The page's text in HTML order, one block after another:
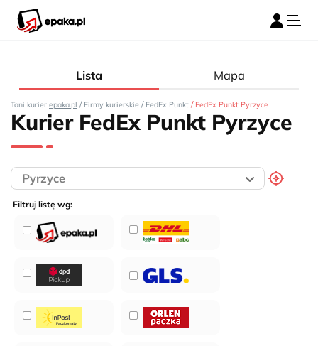
Lista Mapa
Tani kurier epaka.pl / Firmy kurierskie / FedEx Punkt / FedEx Punkt Pyrzyce
Kurier FedEx Punkt Pyrzyce
Filtruj listę wg: